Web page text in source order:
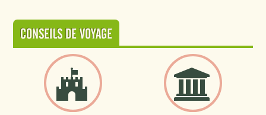
CONSEILS DE VOYAGE